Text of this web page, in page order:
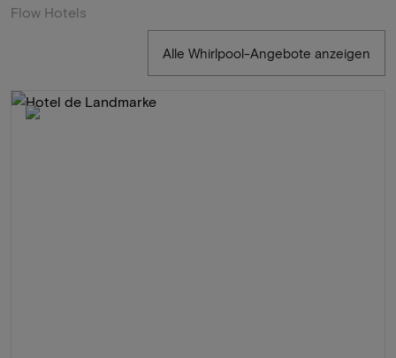
Flow Hotels
Alle Whirlpool-Angebote anzeigen